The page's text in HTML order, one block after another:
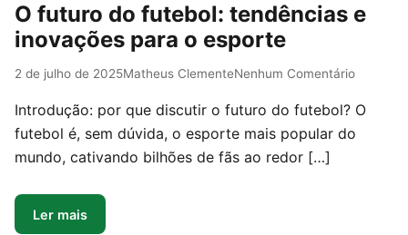
O futuro do futebol: tendências e
inovações para o esporte
2 de julho de 2025Matheus ClementeNenhum Comentário
Introdução: por que discutir o futuro do futebol? O
futebol é, sem dúvida, o esporte mais popular do
mundo, cativando bilhões de fãs ao redor […]
Ler mais